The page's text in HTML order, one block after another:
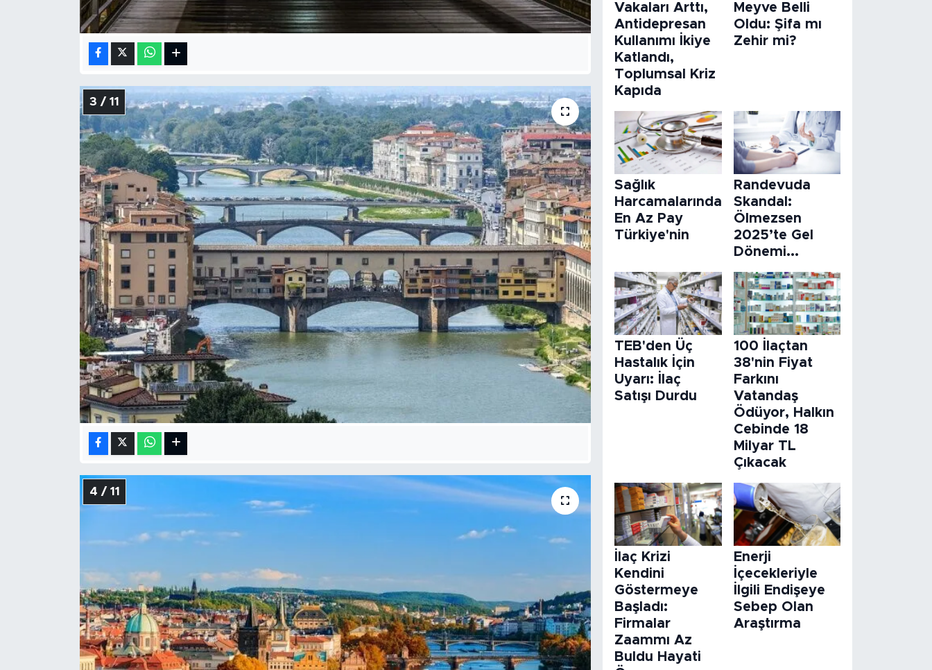
3 / 11
4 / 11
Vakaları Arttı,
Antidepresan
Kullanımı İkiye
Katlandı,
Toplumsal Kriz
Kapıda
Meyve Belli
Oldu: Şifa mı
Zehir mi?
Sağlık
Harcamalarında
En Az Pay
Türkiye'nin
Randevuda
Skandal:
Ölmezsen
2025’te Gel
Dönemi...
TEB'den Üç
Hastalık İçin
Uyarı: İlaç
Satışı Durdu
100 İlaçtan
38'nin Fiyat
Farkını
Vatandaş
Ödüyor, Halkın
Cebinde 18
Milyar TL
Çıkacak
İlaç Krizi
Kendini
Göstermeye
Başladı:
Firmalar
Zaammı Az
Buldu Hayati
Enerji
İçecekleriyle
İlgili Endişeye
Sebep Olan
Araştırma